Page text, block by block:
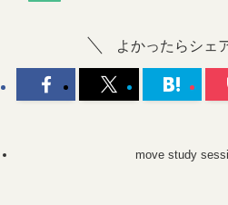
よかったらシェ
move study